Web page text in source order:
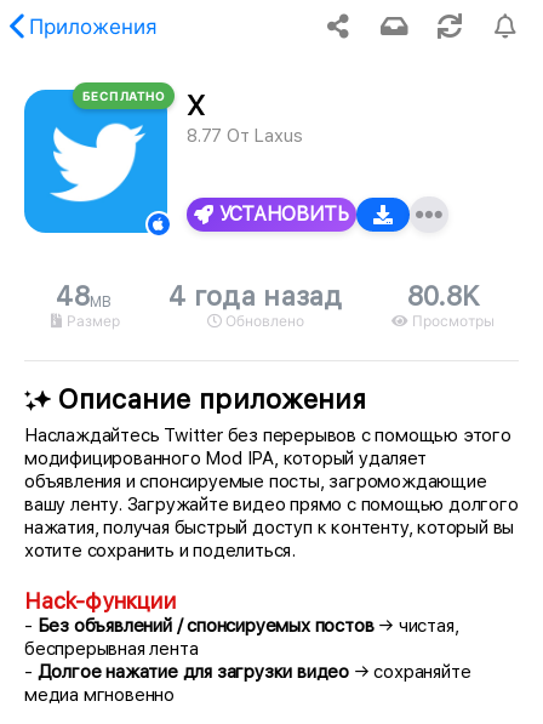
Приложения
запрошенный контент не найден.
БЕСПЛАТНО X
8.77 От Laxus
УСТАНОВИТЬ
48MB
Размер
4 года назад
Обновлено
80.8K
Просмотры
Описание приложения
Наслаждайтесь Twitter без перерывов с помощью этого
модифицированного Mod IPA, который удаляет
объявления и спонсируемые посты, загромождающие
вашу ленту. Загружайте видео прямо с помощью долгого
нажатия, получая быстрый доступ к контенту, который вы
хотите сохранить и поделиться.
Hack-функции
- Без объявлений / спонсируемых постов→ чистая,
беспрерывная лента
- Долгое нажатие для загрузки видео → сохраняйте
медиа мгновенно